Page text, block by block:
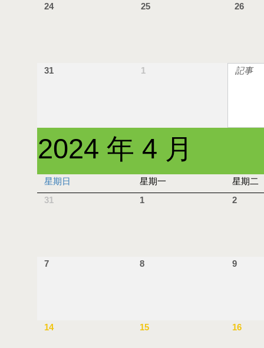
24 25 26
31 1 記事
2024 年 4 月
星期日 星期一
星期二
31
1 2
7 8 9
14 15 16